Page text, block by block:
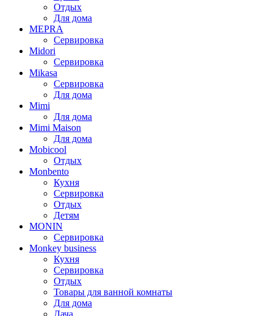
Отдых
Для дома
MEPRA
Сервировка
Midori
Сервировка
Mikasa
Сервировка
Для дома
Mimi
Для дома
Mimi Maison
Для дома
Mobicool
Отдых
Monbento
Кухня
Сервировка
Отдых
Детям
MONIN
Сервировка
Monkey business
Кухня
Сервировка
Отдых
Товары для ванной комнаты
Для дома